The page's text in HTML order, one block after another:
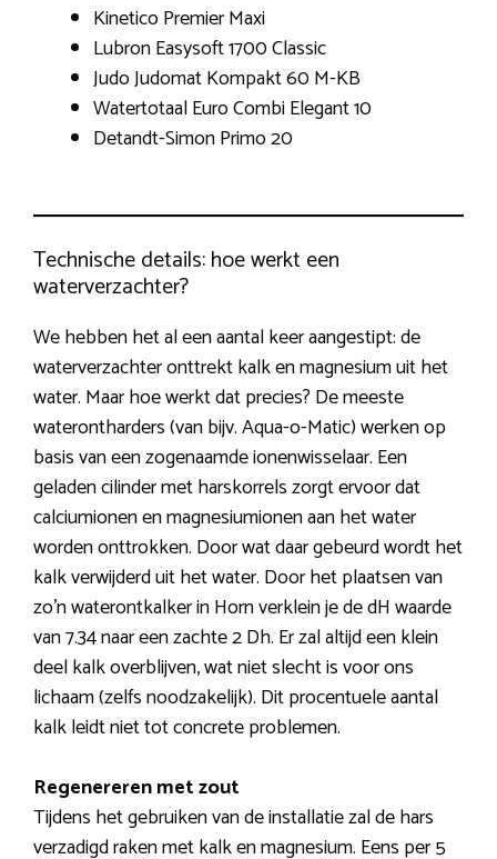
Kinetico Premier Maxi
Lubron Easysoft 1700 Classic
Judo Judomat Kompakt 60 M-KB
Watertotaal Euro Combi Elegant 10
Detandt-Simon Primo 20
Technische details: hoe werkt een
waterverzachter?
We hebben het al een aantal keer aangestipt: de
waterverzachter onttrekt kalk en magnesium uit het
water. Maar hoe werkt dat precies? De meeste
waterontharders (van bijv. Aqua-o-Matic) werken op
basis van een zogenaamde ionenwisselaar. Een
geladen cilinder met harskorrels zorgt ervoor dat
calciumionen en magnesiumionen aan het water
worden onttrokken. Door wat daar gebeurd wordt het
kalk verwijderd uit het water. Door het plaatsen van
zo’n waterontkalker in Horn verklein je de dH waarde
van 7.34 naar een zachte 2 Dh. Er zal altijd een klein
deel kalk overblijven, wat niet slecht is voor ons
lichaam (zelfs noodzakelijk). Dit procentuele aantal
kalk leidt niet tot concrete problemen.
Regenereren met zout
Tijdens het gebruiken van de installatie zal de hars
verzadigd raken met kalk en magnesium. Eens per 5